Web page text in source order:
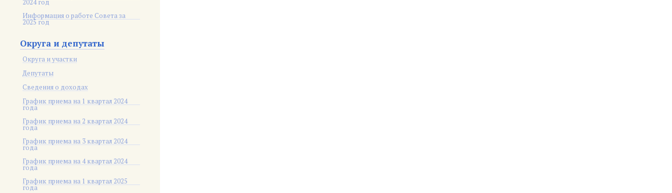
2024 год
Информация о работе Совета за
2025 год
Округа и депутаты
Округа и участки
Депутаты
Сведения о доходах
График приема на 1 квартал 2024
года
График приема на 2 квартал 2024
года
График приема на 3 квартал 2024
года
График приема на 4 квартал 2024
года
График приема на 1 квартал 2025
года